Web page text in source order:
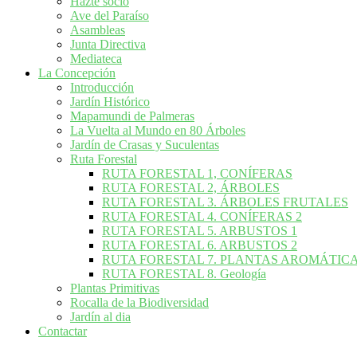
Ave del Paraíso
Asambleas
Junta Directiva
Mediateca
La Concepción
Introducción
Jardín Histórico
Mapamundi de Palmeras
La Vuelta al Mundo en 80 Árboles
Jardín de Crasas y Suculentas
Ruta Forestal
RUTA FORESTAL 1, CONÍFERAS
RUTA FORESTAL 2, ÁRBOLES
RUTA FORESTAL 3. ÁRBOLES FRUTALES
RUTA FORESTAL 4. CONÍFERAS 2
RUTA FORESTAL 5. ARBUSTOS 1
RUTA FORESTAL 6. ARBUSTOS 2
RUTA FORESTAL 7. PLANTAS
RUTA FORESTAL 8. Geología
Plantas Primitivas
Rocalla de la Biodiversidad
Jardín al dia
Contactar